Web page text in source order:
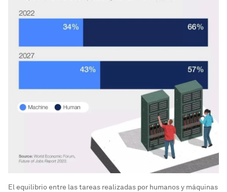
El equilibrio entre las tareas realizadas por humanos y máquinas